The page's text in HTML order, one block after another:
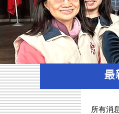
最
所有消